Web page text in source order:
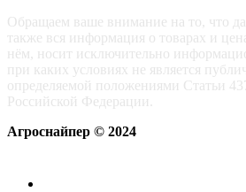
Обращаем ваше внимание на то, что
также вся информация о товарах и
нём, носит исключительно
при каких условиях не является
определяемой положениями Статьи
Российской Федерации.
Агроснайпер © 2024